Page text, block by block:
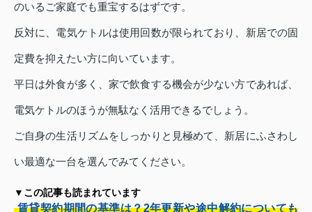
のいるご家庭でも重宝するはずです。
反対に、電気ケトルは使用回数が限られており、新居での固
定費を抑えたい方に向いています。
平日は外食が多く、家で飲食する機会が少ない方であれば、
電気ケトルのほうが無駄なく活用できるでしょう。
ご自身の生活リズムをしっかりと見極めて、新居にふさわし
い最適な一台を選んでみてください。
▼この記事も読まれています
賃貸契約期間の基準は？2年更新や途中解約についても